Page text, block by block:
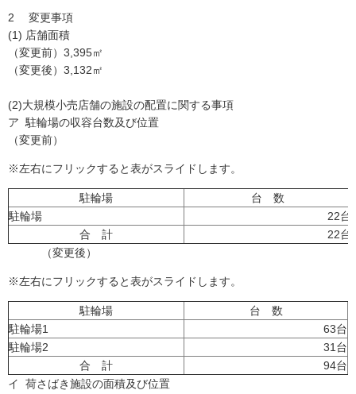
2 変更事項
(1) 店舗面積
（変更前）3,395㎡
（変更後）3,132㎡
(2)大規模小売店舗の施設の配置に関する事項
ア 駐輪場の収容台数及び位置
（変更前）
※左右にフリックすると表がスライドします。
駐輪場
台 数
駐輪場
22台
合 計
22台
（変更後）
※左右にフリックすると表がスライドします。
駐輪場
台 数
駐輪場1
63台
駐輪場2
31台
合 計
94台
イ 荷さばき施設の面積及び位置